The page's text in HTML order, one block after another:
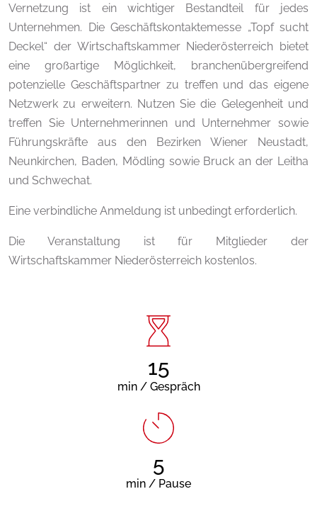
Vernetzung ist ein wichtiger Bestandteil für jedes
Unternehmen. Die Geschäftskontaktemesse „Topf sucht
Deckel“ der Wirtschaftskammer Niederösterreich bietet
eine großartige Möglichkeit, branchenübergreifend
potenzielle Geschäftspartner zu treffen und das eigene
Netzwerk zu erweitern. Nutzen Sie die Gelegenheit und
treffen Sie Unternehmerinnen und Unternehmer sowie
Führungskräfte aus den Bezirken Wiener Neustadt,
Neunkirchen, Baden, Mödling sowie Bruck an der Leitha
und Schwechat.
Eine verbindliche Anmeldung ist unbedingt erforderlich.
Die Veranstaltung ist für Mitglieder der
Wirtschaftskammer Niederösterreich kostenlos.
15
min / Gespräch
5
min / Pause